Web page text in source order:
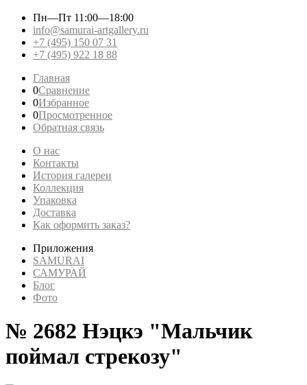
Пн—Пт 11:00—18:00
info@samurai-artgallery.ru
+7 (495) 150 07 31
+7 (495) 922 18 88
Главная
0Сравнение
0Избранное
0Просмотренное
Обратная связь
О нас
Контакты
История галереи
Коллекция
Упаковка
Доставка
Как оформить заказ?
Приложения
SAMURAI
САМУРАЙ
Блог
Фото
№ 2682 Нэцкэ "Мальчик
поймал стрекозу"